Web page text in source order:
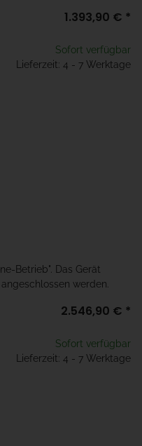
1.393,90 € *
Sofort verfügbar
Lieferzeit: 4 - 7 Werktage
Betrieb". Das Gerät
werden.
2.546,90 € *
Sofort verfügbar
Lieferzeit: 4 - 7 Werktage